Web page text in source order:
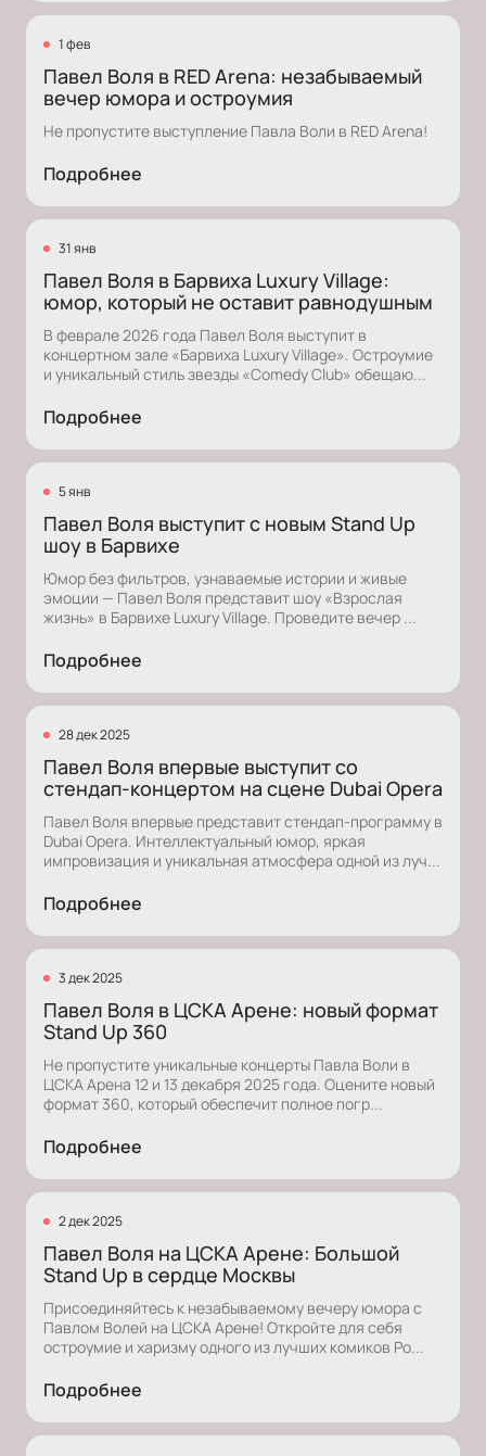
1 фев
Павел Воля в RED Arena: незабываемый
вечер юмора и остроумия
Не пропустите выступление Павла Воли в RED Arena!
Подробнее
31 янв
Павел Воля в Барвиха Luxury Village:
юмор, который не оставит равнодушным
В феврале 2026 года Павел Воля выступит в
концертном зале «Барвиха Luxury Village». Остроумие
и уникальный стиль звезды «Comedy Club» обещаю...
Подробнее
5 янв
Павел Воля выступит с новым Stand Up
шоу в Барвихе
Юмор без фильтров, узнаваемые истории и живые
эмоции — Павел Воля представит шоу «Взрослая
жизнь» в Барвихе Luxury Village. Проведите вечер ...
Подробнее
28 дек 2025
Павел Воля впервые выступит со
стендап-концертом на сцене Dubai Opera
Павел Воля впервые представит стендап-программу в
Dubai Opera. Интеллектуальный юмор, яркая
импровизация и уникальная атмосфера одной из луч...
Подробнее
3 дек 2025
Павел Воля в ЦСКА Арене: новый формат
Stand Up 360
Не пропустите уникальные концерты Павла Воли в
ЦСКА Арена 12 и 13 декабря 2025 года. Оцените новый
формат 360, который обеспечит полное погр...
Подробнее
2 дек 2025
Павел Воля на ЦСКА Арене: Большой
Stand Up в сердце Москвы
Присоединяйтесь к незабываемому вечеру юмора с
Павлом Волей на ЦСКА Арене! Откройте для себя
остроумие и харизму одного из лучших комиков Ро...
Подробнее